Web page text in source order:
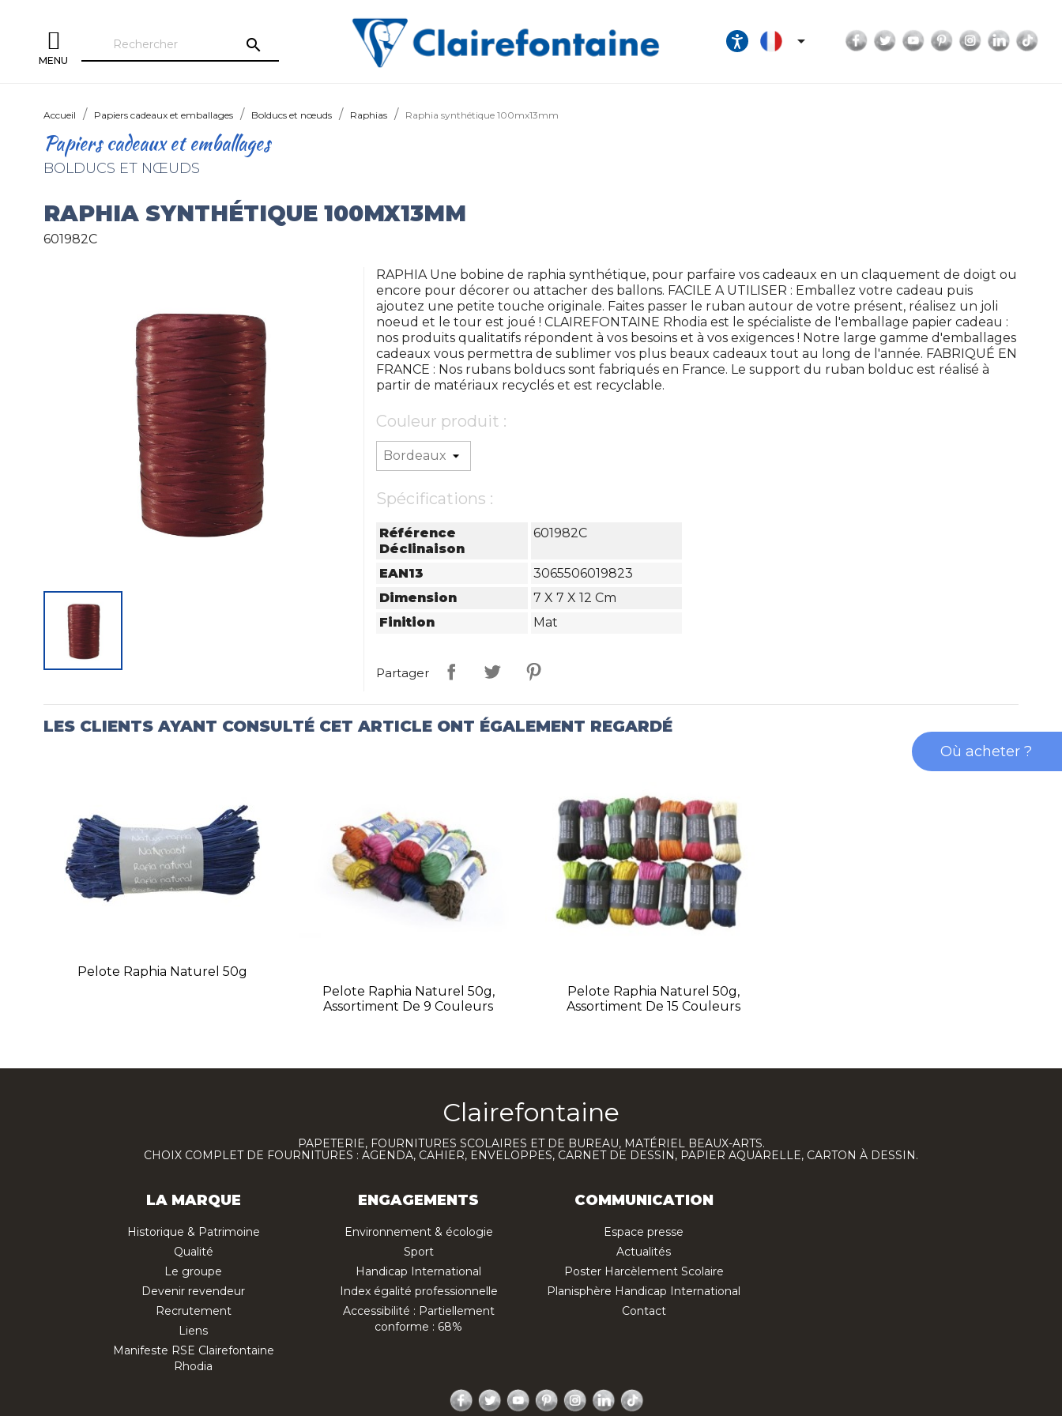
MENU
search  Facebook
TwitterYouTubePinterestInstagram
Accueil Papiers cadeaux et emballages Bolducs et nœuds Raphias Raphia synthétique 100mx13mm
Papiers cadeaux et emballages
BOLDUCS ET NŒUDS
RAPHIA SYNTHÉTIQUE 100MX13MM
601982C
RAPHIA Une bobine de raphia synthétique, pour parfaire vos cadeaux en un claquement de doigt ou
encore pour décorer ou attacher des ballons. FACILE A UTILISER : Emballez votre cadeau puis
ajoutez une petite touche originale. Faites passer le ruban autour de votre présent, réalisez un joli
noeud et le tour est joué ! CLAIREFONTAINE Rhodia est le spécialiste de l'emballage papier cadeau :
nos produits qualitatifs répondent à vos besoins et à vos exigences ! Notre large gamme d'emballages
cadeaux vous permettra de sublimer vos plus beaux cadeaux tout au long de l'année. FABRIQUÉ EN
FRANCE : Nos rubans bolducs sont fabriqués en France. Le support du ruban bolduc est réalisé à
partir de matériaux recyclés et est recyclable.
Couleur produit :
Spécifications :
Référence
Déclinaison
601982C
EAN13
3065506019823
Dimension
7 X 7 X 12 Cm
Finition
Mat
Partager
LES CLIENTS AYANT CONSULTÉ CET ARTICLE ONT ÉGALEMENT REGARDÉ
Pelote Raphia Naturel 50g
Pelote Raphia Naturel 50g,
Assortiment De 9 Couleurs
Pelote Raphia Naturel 50g,
Assortiment De 15 Couleurs
Clairefontaine
PAPETERIE, FOURNITURES SCOLAIRES ET DE BUREAU, MATÉRIEL BEAUX-ARTS.
CHOIX COMPLET DE FOURNITURES : AGENDA, CAHIER, ENVELOPPES, CARNET DE DESSIN, PAPIER AQUARELLE, CARTON À DESSIN.
LA MARQUE
Historique & Patrimoine
Qualité
Le groupe
Devenir revendeur
Recrutement
Liens
Manifeste RSE Clairefontaine
Rhodia
ENGAGEMENTS
Environnement & écologie
Sport
Handicap International
Index égalité professionnelle
Accessibilité : Partiellement
conforme : 68%
COMMUNICATION
Espace presse
Actualités
Poster Harcèlement Scolaire
Planisphère Handicap International
Contact
Facebook
TwitterYouTubePinterestInstagram
LinkedIn
Où acheter ?